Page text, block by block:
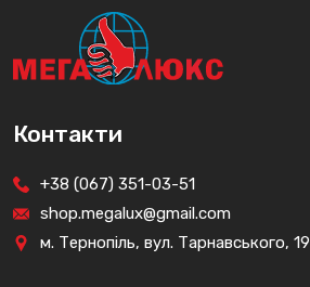
Контакти
+38 (067) 351-03-51
shop.megalux@gmail.com
м. Тернопіль, вул. Тарнавського, 19